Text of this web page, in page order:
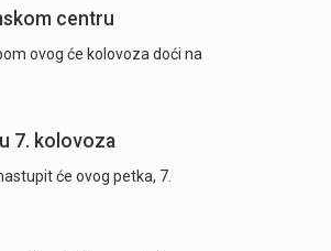
centru
ovog će kolovoza doći na
7. kolovoza
će ovog petka, 7.